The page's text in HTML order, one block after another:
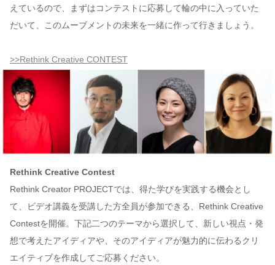
えているので、まずはコンテストに応募して輪の中に入っていた
だいて、このムーブメントの未来を一緒に作って行きましょう。
>>Rethink Creative CONTEST
Rethink Creative Contest
Rethink Creator PROJECTでは、得た学びを実践する機会とし
て、ビデオ講義を受講した方全員が参加できる、Rethink Creative
Contestを開催。下記二つのテーマから選択して、新しい視点・発
想で考えたアイディアや、そのアイディアが魅力的に伝わるクリ
エイティブを作成してご応募ください。